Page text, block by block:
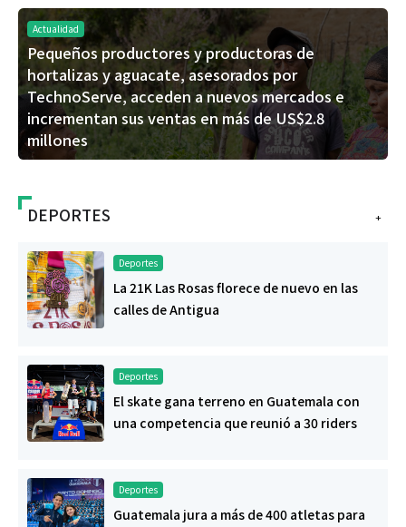
Actualidad
Pequeños productores y productoras de
hortalizas y aguacate, asesorados por
TechnoServe, acceden a nuevos mercados e
incrementan sus ventas en más de US$2.8
millones
+
DEPORTES
Deportes
La 21K Las Rosas florece de nuevo en las
calles de Antigua
Deportes
El skate gana terreno en Guatemala con
una competencia que reunió a 30 riders
Deportes
Guatemala jura a más de 400 atletas para